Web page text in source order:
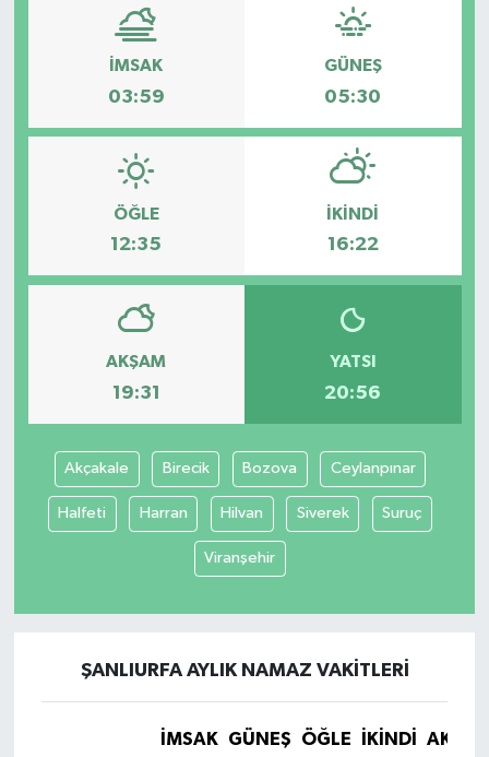
İMSAK
03:59
GÜNEŞ
05:30
ÖĞLE
12:35
İKINDI
16:22
AKŞAM
19:31
YATSI
20:56
Akçakale Birecik Bozova Ceylanpınar
Halfeti Harran Hilvan Siverek Suruç
Viranşehir
ŞANLIURFA AYLIK NAMAZ VAKITLERI
İMSAK GÜNEŞ ÖĞLE İKINDI